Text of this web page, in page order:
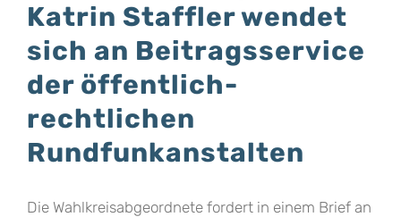
Katrin Staffler wendet
sich an Beitragsservice
der öffentlich-
rechtlichen
Rundfunkanstalten
Die Wahlkreisabgeordnete fordert in einem Brief an